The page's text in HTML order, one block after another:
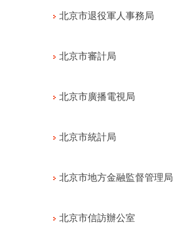
北京市退役軍人事務局
北京市審計局
北京市廣播電視局
北京市統計局
北京市地方金融監督管理局
北京市信訪辦公室